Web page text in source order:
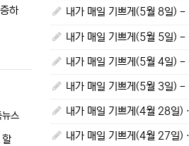
하
뉴스
내가 매일 기쁘게(5월 8일) - 다니엘서 10장 1절 ~ 9절
내가 매일 기쁘게(5월 5일) - 다니엘서 9장 20절 ~ 27절
내가 매일 기쁘게(5월 4일) - 다니엘서 9장 1절 ~ 19절
내가 매일 기쁘게(5월 3일) - 다니엘서 8장 15절 ~ 27절
내가 매일 기쁘게(4월 28일) - 다니엘서 7장 1절 ~ 14절
내가 매일 기쁘게(4월 27일) - 다니엘서 6장 16절 ~ 28절